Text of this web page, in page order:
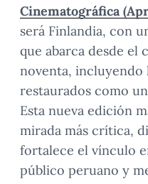
Cinematográfica
será Finlandia, con
que abarca desde el
noventa, incluyendo
restaurados como
Esta nueva edición
mirada más crítica,
fortalece el vínculo
público peruano y